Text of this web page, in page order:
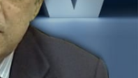
جدول البرامج
شاهد البرامج
الترددات